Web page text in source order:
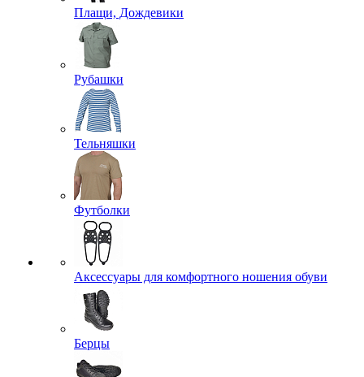
Плащи, Дождевики
Рубашки
Тельняшки
Футболки
Аксессуары для комфортного ношения обуви
Берцы